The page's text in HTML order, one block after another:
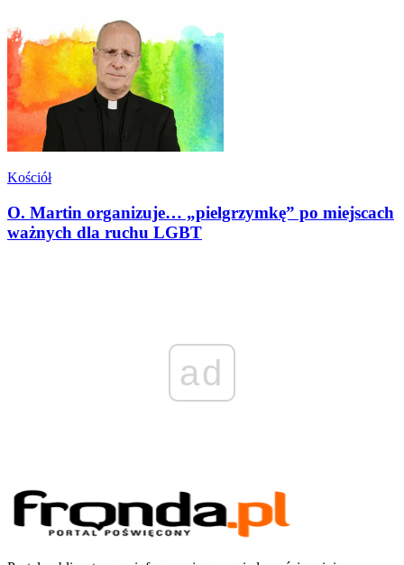
Kościół
O. Martin organizuje… „pielgrzymkę” po miejscach
ważnych dla ruchu LGBT
ad